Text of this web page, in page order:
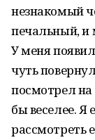
незнакомый
печальный, и
У меня
чуть
посмотрел на
бы веселее. Я
рассмотреть